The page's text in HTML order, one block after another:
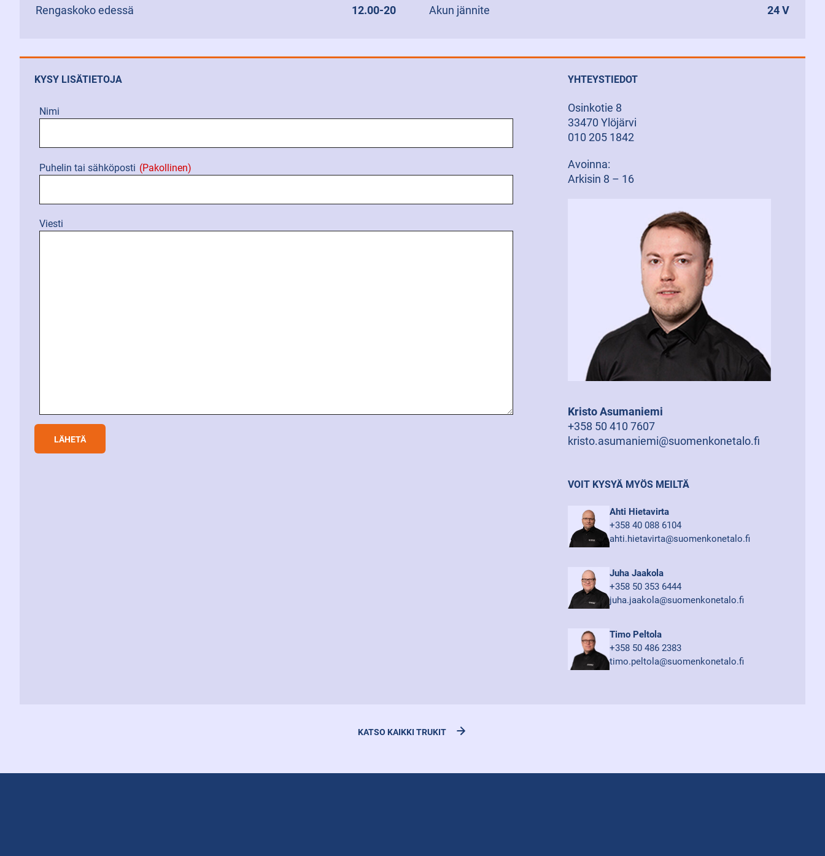
Rengaskoko edessä
12.00-20
Akun jännite
24 V
KYSY LISÄTIETOJA
Nimi
Puhelin tai sähköposti (Pakollinen)
Viesti
YHTEYSTIEDOT
Osinkotie 8
33470 Ylöjärvi
010 205 1842
Avoinna:
Arkisin 8 – 16
Kristo Asumaniemi
+358 50 410 7607
kristo.asumaniemi@suomenkonetalo.fi
VOIT KYSYÄ MYÖS MEILTÄ
Ahti Hietavirta
+358 40 088 6104
ahti.hietavirta@suomenkonetalo.fi
Juha Jaakola
+358 50 353 6444
juha.jaakola@suomenkonetalo.fi
Timo Peltola
+358 50 486 2383
timo.peltola@suomenkonetalo.fi
KATSO KAIKKI TRUKIT